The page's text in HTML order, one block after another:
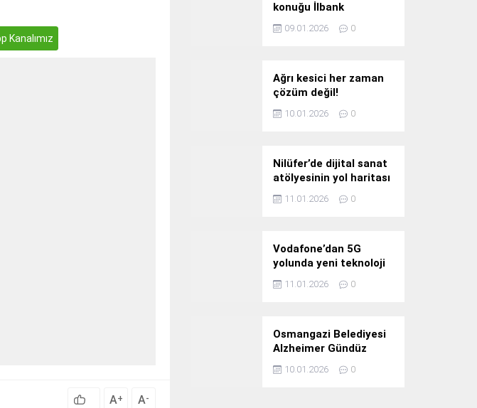
Kanalımız
A+ A-
konuğu İlbank
09.01.2026 0
Ağrı kesici her zaman
çözüm değil!
10.01.2026 0
Nilüfer’de dijital sanat
atölyesinin yol haritası
konuşuldu
11.01.2026 0
Vodafone’dan 5G
yolunda yeni teknoloji
yatırımı
11.01.2026 0
Osmangazi Belediyesi
Alzheimer Gündüz
Bakım Evi 3. Yılını
Kutladı
10.01.2026 0